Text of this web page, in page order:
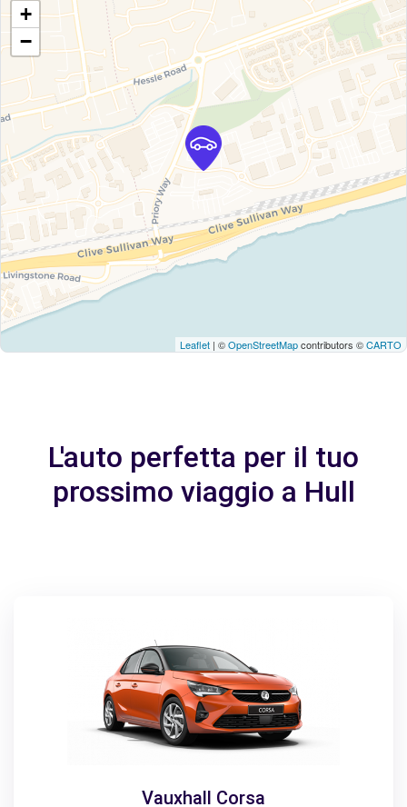
+
−
Leaflet | ©OpenStreetMapcontributors ©CARTO
L'auto perfetta per il tuo
prossimo viaggio a Hull
Vauxhall Corsa